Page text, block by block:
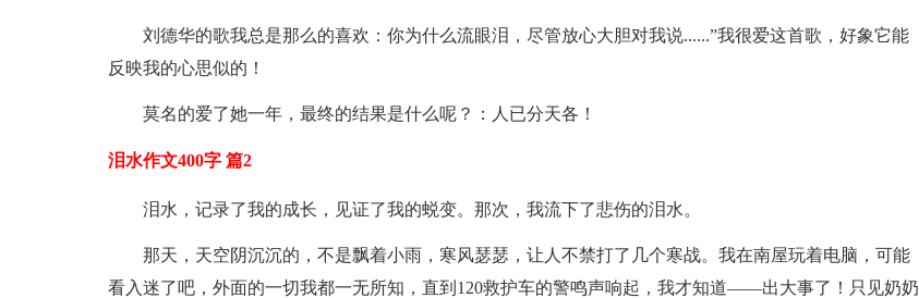
刘德华的歌我总是那么的喜欢：你为什么流眼泪，尽管放心大胆对我说......”我很爱这首歌，好象它能
反映我的心思似的！
莫名的爱了她一年，最终的结果是什么呢？：人已分天各！
泪水作文400字 篇2
泪水，记录了我的成长，见证了我的蜕变。那次，我流下了悲伤的泪水。
那天，天空阴沉沉的，不是飘着小雨，寒风瑟瑟，让人不禁打了几个寒战。我在南屋玩着电脑，可能
看入迷了吧，外面的一切我都一无所知，直到120救护车的警鸣声响起，我才知道——出大事了！只见奶奶